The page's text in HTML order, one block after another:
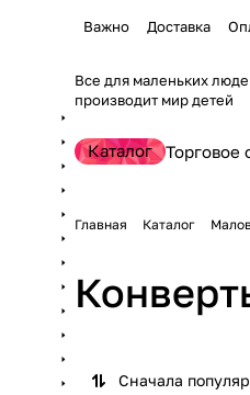
Важно Доставка
Все для маленьких
производит мир детей
Каталог Торговое
Главная Каталог
Сначала